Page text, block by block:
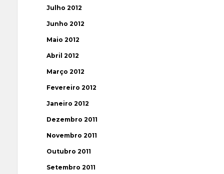
Julho 2012
Junho 2012
Maio 2012
Abril 2012
Março 2012
Fevereiro 2012
Janeiro 2012
Dezembro 2011
Novembro 2011
Outubro 2011
Setembro 2011